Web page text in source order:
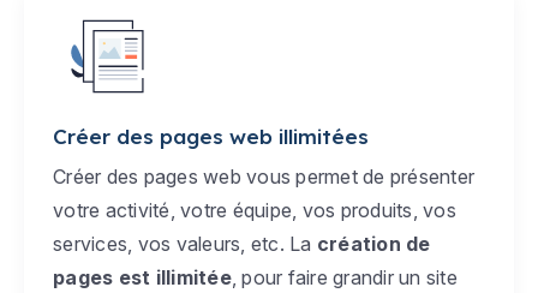
Créer des pages web illimitées
Créer des pages web vous permet de présenter
votre activité, votre équipe, vos produits, vos
services, vos valeurs, etc. La création de
pages est illimitée, pour faire grandir un site